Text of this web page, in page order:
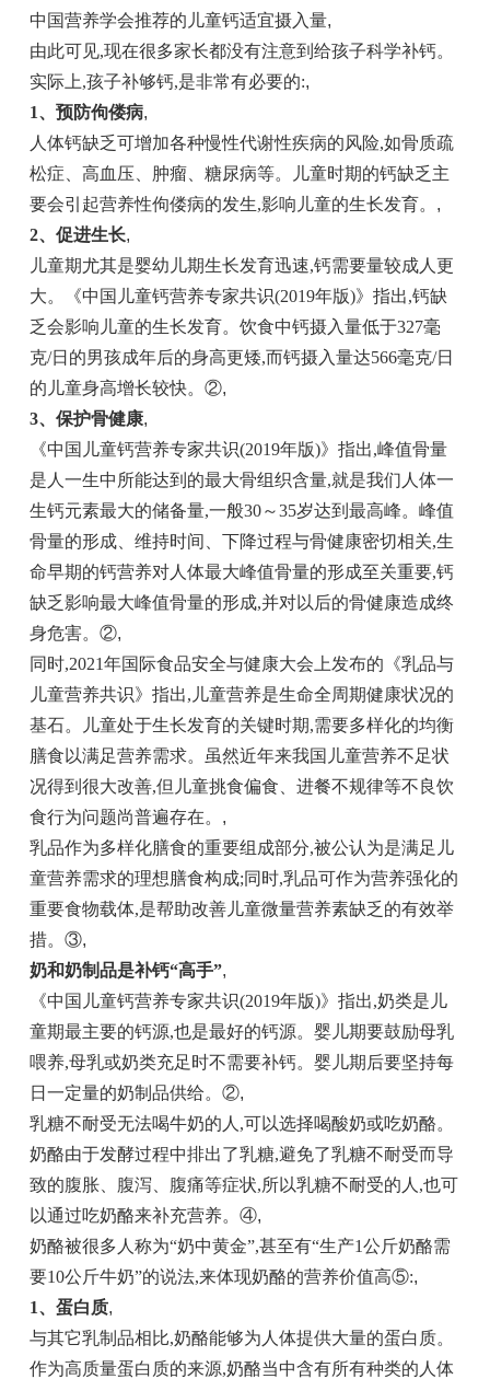
中国营养学会推荐的儿童钙适宜摄入量,
由此可见,现在很多家长都没有注意到给孩子科学补钙。
实际上,孩子补够钙,是非常有必要的:,
1、预防佝偻病,
人体钙缺乏可增加各种慢性代谢性疾病的风险,如骨质疏
松症、高血压、肿瘤、糖尿病等。儿童时期的钙缺乏主
要会引起营养性佝偻病的发生,影响儿童的生长发育。 ,
2、促进生长,
儿童期尤其是婴幼儿期生长发育迅速,钙需要量较成人更
大。《中国儿童钙营养专家共识(2019年版)》指出,钙缺
乏会影响儿童的生长发育。饮食中钙摄入量低于327毫
克/日的男孩成年后的身高更矮,而钙摄入量达566毫克/日
的儿童身高增长较快。②,
3、保护骨健康,
《中国儿童钙营养专家共识(2019年版)》指出,峰值骨量
是人一生中所能达到的最大骨组织含量,就是我们人体一
生钙元素最大的储备量,一般30～35岁达到最高峰。峰值
骨量的形成、维持时间、下降过程与骨健康密切相关,生
命早期的钙营养对人体最大峰值骨量的形成至关重要,钙
缺乏影响最大峰值骨量的形成,并对以后的骨健康造成终
身危害。②,
同时,2021年国际食品安全与健康大会上发布的《乳品与
儿童营养共识》指出,儿童营养是生命全周期健康状况的
基石。儿童处于生长发育的关键时期,需要多样化的均衡
膳食以满足营养需求。虽然近年来我国儿童营养不足状
况得到很大改善,但儿童挑食偏食、进餐不规律等不良饮
食行为问题尚普遍存在。 ,
乳品作为多样化膳食的重要组成部分,被公认为是满足儿
童营养需求的理想膳食构成;同时,乳品可作为营养强化的
重要食物载体,是帮助改善儿童微量营养素缺乏的有效举
措。③,
奶和奶制品是补钙“高手”,
《中国儿童钙营养专家共识(2019年版)》指出,奶类是儿
童期最主要的钙源,也是最好的钙源。婴儿期要鼓励母乳
喂养,母乳或奶类充足时不需要补钙。婴儿期后要坚持每
日一定量的奶制品供给。②,
乳糖不耐受无法喝牛奶的人,可以选择喝酸奶或吃奶酪。
奶酪由于发酵过程中排出了乳糖,避免了乳糖不耐受而导
致的腹胀、腹泻、腹痛等症状,所以乳糖不耐受的人,也可
以通过吃奶酪来补充营养。④,
奶酪被很多人称为“奶中黄金”,甚至有“生产1公斤奶酪需
要10公斤牛奶”的说法,来体现奶酪的营养价值高⑤:,
1、蛋白质,
与其它乳制品相比,奶酪能够为人体提供大量的蛋白质。
作为高质量蛋白质的来源,奶酪当中含有所有种类的人体